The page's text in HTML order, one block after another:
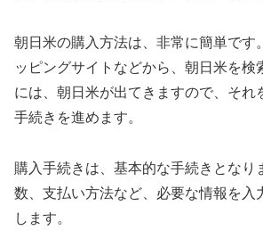
朝日米の購入方法は、非常に簡単です
ッピングサイトなどから、朝日米を検
には、朝日米が出てきますので、それ
手続きを進めます。
購入手続きは、基本的な手続きとなり
数、支払い方法など、必要な情報を入
します。